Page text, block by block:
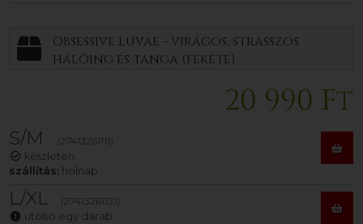
Obsessive Luvae - virágos, strasszos
hálóing és tanga (fekete)
20 990 Ft
S/M (27413261111)
készleten
szállítás: holnap
L/XL (27413261131)
utolsó egy darab